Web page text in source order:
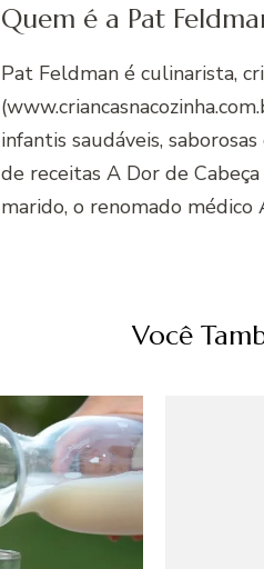
Quem é a Pat
Pat Feldman é culinarista,
infantis saudáveis,
de receitas A Dor de
marido, o renomado médico
Você